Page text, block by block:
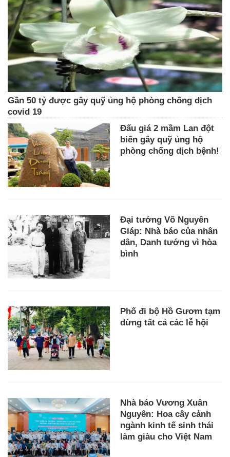
Gần 50 tỷ được gây quỹ ủng hộ phòng chống dịch
covid 19
Đấu giá 2 mầm Lan đột
biến gây quỹ ủng hộ
phòng chống dịch bệnh!
Đại tướng Võ Nguyên
Giáp: Nhà báo của nhân
dân, Danh tướng vì hòa
bình
Phố đi bộ Hồ Gươm tạm
dừng tất cả các lễ hội
Nhà báo Vương Xuân
Nguyên: Hoa cây cảnh
ngành kinh tế sinh thái
làm giàu cho Việt Nam